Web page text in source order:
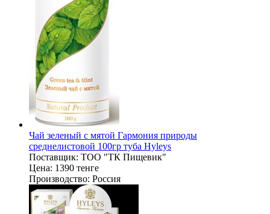
Чай зеленый с мятой Гармония природы
среднелистовой 100гр туба Hyleys
Поставщик: ТОО "ТК Пищевик"
Цена: 1390 тенге
Производство: Россия